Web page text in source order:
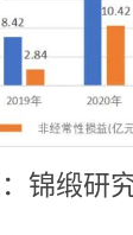
锦缎研